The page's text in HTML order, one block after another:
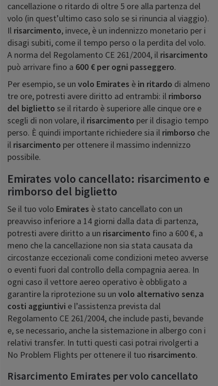
cancellazione o ritardo di oltre 5 ore alla partenza del
volo (in quest’ultimo caso solo se si rinuncia al viaggio).
Il risarcimento, invece, è un indennizzo monetario per i
disagi subiti, come il tempo perso o la perdita del volo.
A norma del Regolamento CE 261/2004, il risarcimento
può arrivare fino a 600 € per ogni passeggero.
Per esempio, se un volo Emirates è in ritardo di almeno
tre ore, potresti avere diritto ad entrambi: il rimborso
del biglietto se il ritardo è superiore alle cinque ore e
scegli di non volare, il risarcimento per il disagio tempo
perso. È quindi importante richiedere sia il rimborso che
il risarcimento per ottenere il massimo indennizzo
possibile.
Emirates volo cancellato: risarcimento e
rimborso del biglietto
Se il tuo volo Emirates è stato cancellato con un
preavviso inferiore a 14 giorni dalla data di partenza,
potresti avere diritto a un risarcimento fino a 600 €, a
meno che la cancellazione non sia stata causata da
circostanze eccezionali come condizioni meteo avverse
o eventi fuori dal controllo della compagnia aerea. In
ogni caso il vettore aereo operativo è obbligato a
garantire la riprotezione su un volo alternativo senza
costi aggiuntivi e l’assistenza prevista dal
Regolamento CE 261/2004, che include pasti, bevande
e, se necessario, anche la sistemazione in albergo con i
relativi transfer. In tutti questi casi potrai rivolgerti a
No Problem Flights per ottenere il tuo risarcimento.
Risarcimento Emirates per volo cancellato